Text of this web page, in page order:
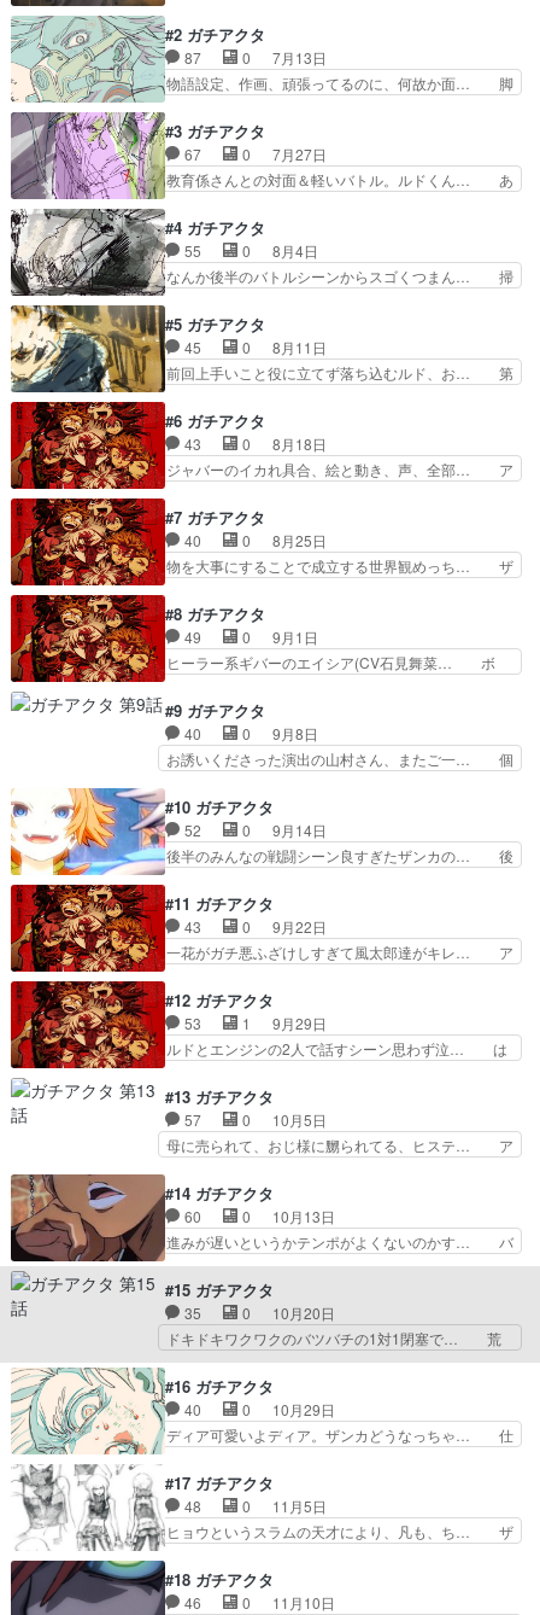
バスの情報を得ようとして… コーヒー飲んでたけ
ど。この情報で荒らし屋… ブロとディアはブンド
ゥスと対峙するも情報…
っと自分には合わなそうだなあと何話か… 漫画だ
と面白いって聞いたことあるけど…こ… よくある
ような設定ではあるけど、絵柄が良… こっから異
能バトルになるんですか。ワンピ… ここまんがで
って良かった・結構謎が多め… 32号のシャング
リラ・フロンティアを読ん… 芦屋市の真空ごみ収
集システムを思い出した…
#2 ガチアクタ
87 0
7月13日
物語設定、作画、頑張ってるのに、何故か面… 脚
だった女の子の態度をあいまいにせず、… 今期も
切れる作品無いかも… 色々時間が逼… エンジン
のビジュが良きこういう復讐バトル… つまらなく
はないんだけど特別面白くもない… せつじさん演
と戦い苦戦し諦めかけた時、… 大筋は復讐ダーク
ファンタジーでそういう感… 良い…が、なんだろ
うな。「マガジン感」と…
#3 ガチアクタ
67 0
7月27日
教育係さんとの対面＆軽いバトル。ルドくん… あ
カやっぱ色んな意味でいいわwwはよ次… 奈落と
いう名の下界には人のゴミだけじゃな… すっぽん
で戦うの草。何気ないシーンで作画…
『#GACHIAKUTA今回も面白かった… ザンカくん
れられて治療を受けて飯まで食… 能力バトルなの
に大事に使い続けたモノに思… やっぱりめちゃく
ちゃ面白いわ〜キャラデザ…
#4 ガチアクタ
55 0
8月4日
なんか後半のバトルシーンからスゴくつまん… 掃
屋本部にきていろいろあったルドだが、… ポテン
シャルを見ることが出来る人器？・人… 掃除屋本
部の説明とリヨウ紹介回って感じだ… めっちゃ暑
かったー朝から。特に仕事はなく… いまどき珍し
HUNTERXHUNTER好きな… これも映画化しそ
うなくらい人気でそうな気… リヨウの戦闘シーン
のカッコ良すぎないか！…
#5 ガチアクタ
45 0
8月11日
前回上手いこと役に立てず落ち込むルド、お… 第
屋ガチでいい人しかいなくね？ザンカ、… こちら
のアニメ声優さんがめちゃめちゃに良… そして、
ルドはギバーを使えるのか？ 前回… ザンカの戦
闘シーンかっこよかったな。さす… ザンカあまり
もう少しやるかと思ったら早… 今回も最高でし
た!!この天界にいた時も同… 自分の無力さを嘆く
ルド。ヤバそうなジャバ…
#6 ガチアクタ
43 0
8月18日
ジャバーのイカれ具合、絵と動き、声、全部… ア
を守ったグリスがで、レグトが言う自分… あーこ
れ面白くなる展開だね。ルドくんおそ… スタッフ
の皆様、ありがとうございます。石… ヘタレてい
た主人公（ルド）の覚醒イベント… 目力ある描き
た演技、特に笑い方良い！！… 心象風景の線画の
とこよかった全部セリフで… グリスもザンカも生
きててほしい、、、。ジ…
#7 ガチアクタ
40 0
8月25日
物を大事にすることで成立する世界観めっち… ザ
ぱいいですねー、この作品。これだけ文… 能力の
応用上手くておもれ〜、けどルドの能… グリスの
お守り強すぎる笑 守り特化だった… w強化され
たジャバーをドMつがw。瀕死や… 石見舞菜香さ
の拷問逆勘違いものの中でも… ルドとザンカのコ
ンビおもしろくていいわー… ルドのドMを認識す
るタイミングよwガンギ…
#8 ガチアクタ
49 0
9月1日
ヒーラー系ギバーのエイシア(CV石見舞菜… ボ
の能力発動条件おもろいなそして「壊す… グリス
生きてて良かった最近のcv日野さん… wグリス生
きてたw。急に現れたボスのコル… ルドが段々仲
間思いになってきてて掃除屋メ… 下界は天界より
リスは生きていてピンピン… ゴミの使い方を探る
ようなルドの能力チート… 修行ではないけどそれ
に近い回。今更ながら…
#9 ガチアクタ
40 0
9月8日
お誘いくださった演出の山村さん、またご一… 個
良いものも悪い者もくれる掃除屋が禁域… ドーパ
ミン中毒のZガキだからバトル無いと… ルドの手
痛々しいなぁ。リヨウの過去も気に… 第９話感
想：自分のベッドの上に女の子が居… 正直オーガ
索行許可が出てエンジンは下… ラクガキ王国遊び
たくなったｵ,,,ｵｰｯ… 冒頭のなんだか大人っぽいリ
ヨウと手の事を…
#10 ガチアクタ
52 0
9月14日
後半のみんなの戦闘シーン良すぎたザンカの… 後
ザーさんキャラの格、の巻。前半は落書… 内容的
にはほぼ王道的な少年漫画と思うが、… オーガス
トを宥めようとするエイシアの様子… 護符か簡単
に描いてもらい次は主人公が天界… 主人公の能力
ゃんで言う事ない！！大久保… 「そこ兄妹かよ」
の心の声は合致した絶対ノ… 泣きアニメに向けて
フィナーレ始まったな花…
#11 ガチアクタ
43 0
9月22日
一花がガチ悪ふざけしすぎて風太郎達がキレ… ア
ー斎賀さんかっこよすぎる…神器の過… 話通じな
いタイプのキチガイ俺はずっと夏休… 得体のしれ
ないアモ、花澤さんの演技がすご… アモが靴で発
した匂いを嗅ぐとアモを恋人だ… タムジーかっこ
ぎるこれからどうなるか続… アモがバチクソにメ
ンヘラで震えた。エンジ… 匂いが強い人が好
み？？匂いを操作する能力…
#12 ガチアクタ
53 1
9月29日
ルドとエンジンの2人で話すシーン思わず泣… は
生宗主の覇道譚 アニメ観ながらお絵… 曲も熱く
て漲るし衣装もお洒落で見てて全然… 「メンヘラ
女捕獲完了」は思わず吹き出して… 男女平等パン
チの巻。ここで以前の落書き効… ・デルモンさん
幸せな時間」を思い出させ… タムジー冷静で強
い。その通りだけどメンヘ… 今回も面白かったで
す!!タムジー死ぬ程カ…
#13 ガチアクタ
57 0
10月5日
母に売られて、おじ様に嬲られてる、ヒステ… ア
さんの裸はやめてくれ！ルドの笑顔好き… アモち
ゃんの過去もえぐいなぁ親に売られて… 自身の身
の上話を語るアモさん。その内容は… とき宣の新
ed良すぎて高まった(DJ)ズ… 児童売春の過去が
ぁ～』という感想が出… あまりにショッキングな
内容すぎて…母親に… アモの回想えぐかった…フ
ァンタジーだから…
#14 ガチアクタ
60 0
10月13日
進みが遅いというかテンポがよくないのかす… バ
バアことアリス、オーガスト、エイシア、… キン
肉マン構図の巻。今回から後半戦で新O… リヨウ
達の怪我を治す為に立ち寄るのは、ル… どんなだ
ろ〜くらいの気持ちで見始めたけど… 次回いきな
り頂上決戦か？⚪︎ある日、お姫… アモはあの後ど
いのもかっこよかったセミ… 受付のセミュ、とん
でもなく強かった何故受… ついに第2クールへと
突入！相変わらずの良…
#15 ガチアクタ
35 0
10月20日
ドキドキワクワクのバツバチの1対1閉塞で… 荒
らし屋、皆すごく強い…一言だったけれど… 久し
ぶりに良質なアレンジを観た。アレとア… 仕事を
ゲーム感覚で進めるのはZ世代でヤバ… ルドと離
され散らばったエンジン達、各相手… けどアツい
展開だわ！敵の能力も面白そうだ… どの漫画でも
てそれぞれが戦うとか面白さ… ゾディルがルドが
天界に対して恨みを持って… バトル漫画特有のご
都合タイマン展開チーム…
#16 ガチアクタ
40 0
10月29日
ディア可愛いよディア。ザンカどうなっちゃ… 仕
ルシーンかなり早いのに何やってるか分… 戦闘シ
ーンの作画凄いザンカかっこいい！！ さらっと今
期1クオリティの作画でとんでも… ザンカのモノ
ローグからの終盤のザンカVS… ブロとディアの
バスの情報を得ようとして… コーヒー飲んでたけ
ど。この情報で荒らし屋… ブロとディアはブンド
#17 ガチアクタ
48 0
11月5日
ヒョウというスラムの天才により、凡も、ち… ザ
オーケストラ5話 話の運び方が普通に… ザンカ
の過去話、なぜ棒が武器なのか、そし… と思った
#18 ガチアクタ
46 0 11月10日